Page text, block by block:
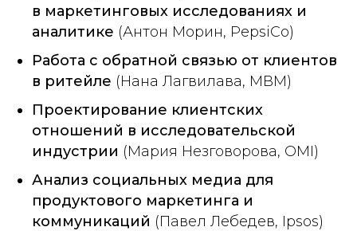
в маркетинговых исследованиях и
аналитике (Антон Морин, PepsiCo)
Работа с обратной связью от клиентов
в ритейле (Нана Лагвилава, МВМ)
Проектирование клиентских
отношений в исследовательской
индустрии (Мария Незговорова, OMI)
Анализ социальных медиа для
продуктового маркетинга и
коммуникаций (Павел Лебедев, Ipsos)